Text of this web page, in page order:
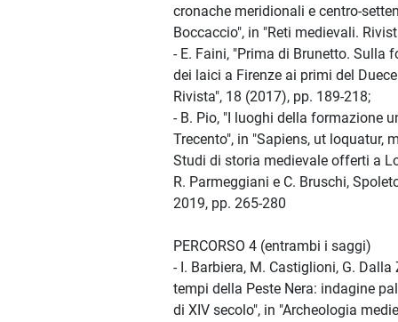
cronache meridionali e centro-
Boccaccio", in "Reti medievali.
- E. Faini, "Prima di Brunetto. Sulla
dei laici a Firenze ai primi del
Rivista", 18 (2017), pp. 189-218;
- B. Pio, "I luoghi della formazione
Trecento", in "Sapiens, ut loquatur,
Studi di storia medievale offerti a
R. Parmeggiani e C. Bruschi,
2019, pp. 265-280
PERCORSO 4 (entrambi i saggi)
- I. Barbiera, M. Castiglioni, G.
tempi della Peste Nera: indagine
di XIV secolo", in "Archeologia